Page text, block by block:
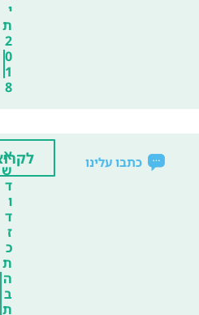
י
ת
2
0
1
8
כתבו עלינו
א
ש
ד
ו
ד
ז
כ
ת
ה
ב
ת